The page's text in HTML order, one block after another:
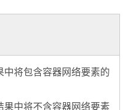
中将包含容器网络要素的
果中将不含容器网络要素